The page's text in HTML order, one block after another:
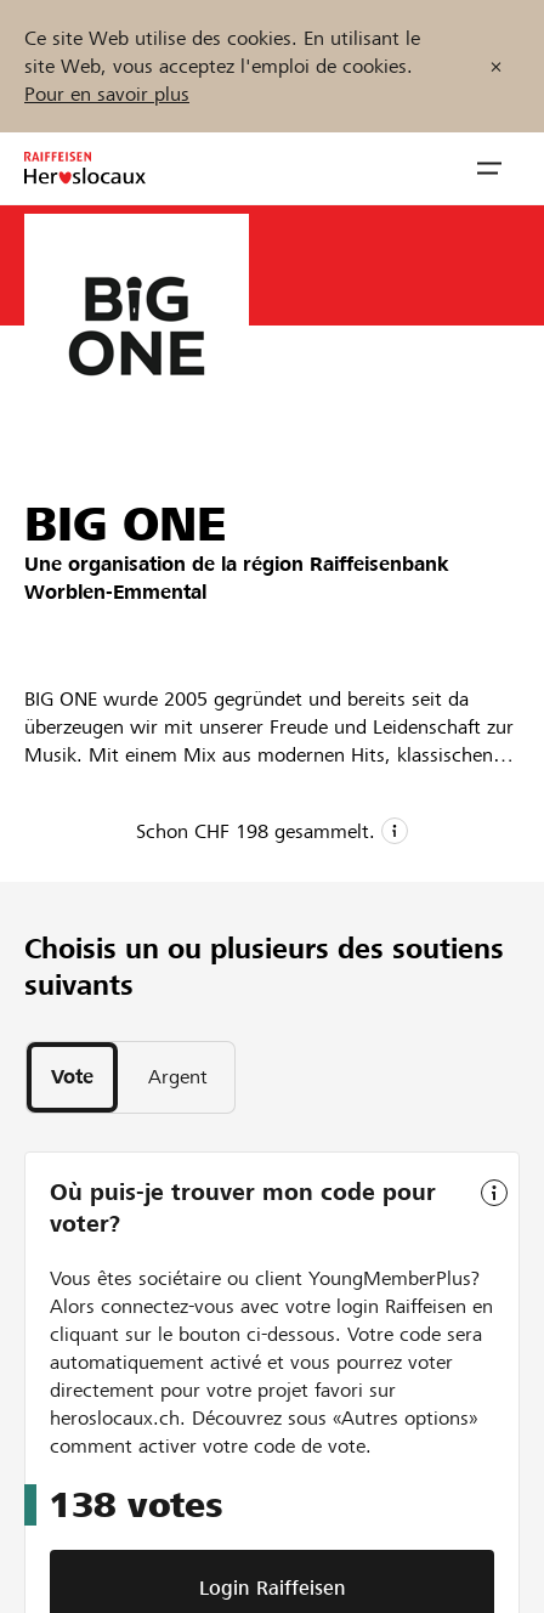
Ce site Web utilise des cookies. En utilisant le
site Web, vous acceptez l'emploi de cookies.
Pour en savoir plus
Inhalt
springen
öffnen
Soutien & assistance
Partenaires / Banques Raiffeisen
Se connecter
Démarrez maintenant
Soutenu par Raiffeisen
BIG ONE
Une organisation de la région Raiffeisenbank
Worblen-Emmental
BIG ONE wurde 2005 gegründet und bereits seit da
überzeugen wir mit unserer Freude und Leidenschaft zur
Musik. Mit einem Mix aus modernen Hits, klassischen
Schon CHF 198 gesammelt.
140
Parrainages
Choisis un ou plusieurs des soutiens
suivants
Vote Argent
Où puis-je trouver mon code pour
voter?
Vous êtes sociétaire ou client YoungMemberPlus?
Alors connectez-vous avec votre login Raiffeisen en
cliquant sur le bouton ci-dessous. Votre code sera
automatiquement activé et vous pourrez voter
directement pour votre projet favori sur
heroslocaux.ch. Découvrez sous «Autres options»
comment activer votre code de vote.
138 votes
Login Raiffeisen